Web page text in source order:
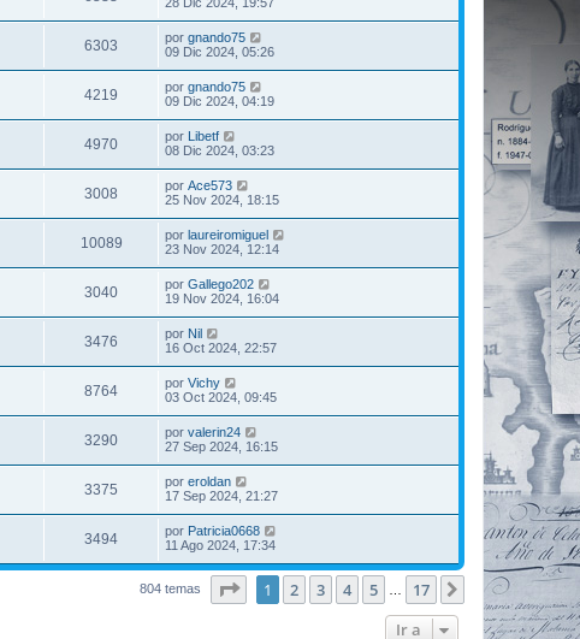
6303 por gnando75
09 Dic 2024, 05:26
4219 por gnando75
09 Dic 2024, 04:19
4970 por Libetf
08 Dic 2024, 03:23
3008 por Ace573
25 Nov 2024, 18:15
10089 por laureiromiguel
23 Nov 2024, 12:14
3040 por Gallego202
19 Nov 2024, 16:04
3476 por Nil
16 Oct 2024, 22:57
8764 por Vichy
03 Oct 2024, 09:45
3290 por valerin24
27 Sep 2024, 16:15
3375 por eroldan
17 Sep 2024, 21:27
3494 por Patricia0668
11 Ago 2024, 17:34
804 temas Página1 de 17
1 2 3 4 5 17 Siguiente
Ir a